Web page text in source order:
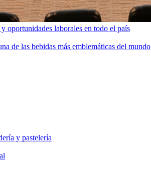
oportunidades laborales en todo el país
de las bebidas más emblemáticas del mundo
y pastelería